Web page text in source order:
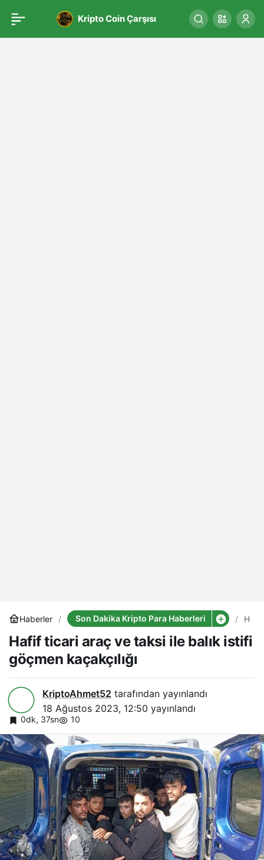
Kripto Coin Çarşısı
Haberler Son Dakika Kripto Para Haberleri
Hafif
araç
ve
balık
Hafif ticari araç ve taksi ile balık istifi
göçmen kaçakçılığı
KriptoAhmet52 tarafından yayınlandı
18 Ağustos 2023, 12:50 yayınlandı
0dk, 37sn 10